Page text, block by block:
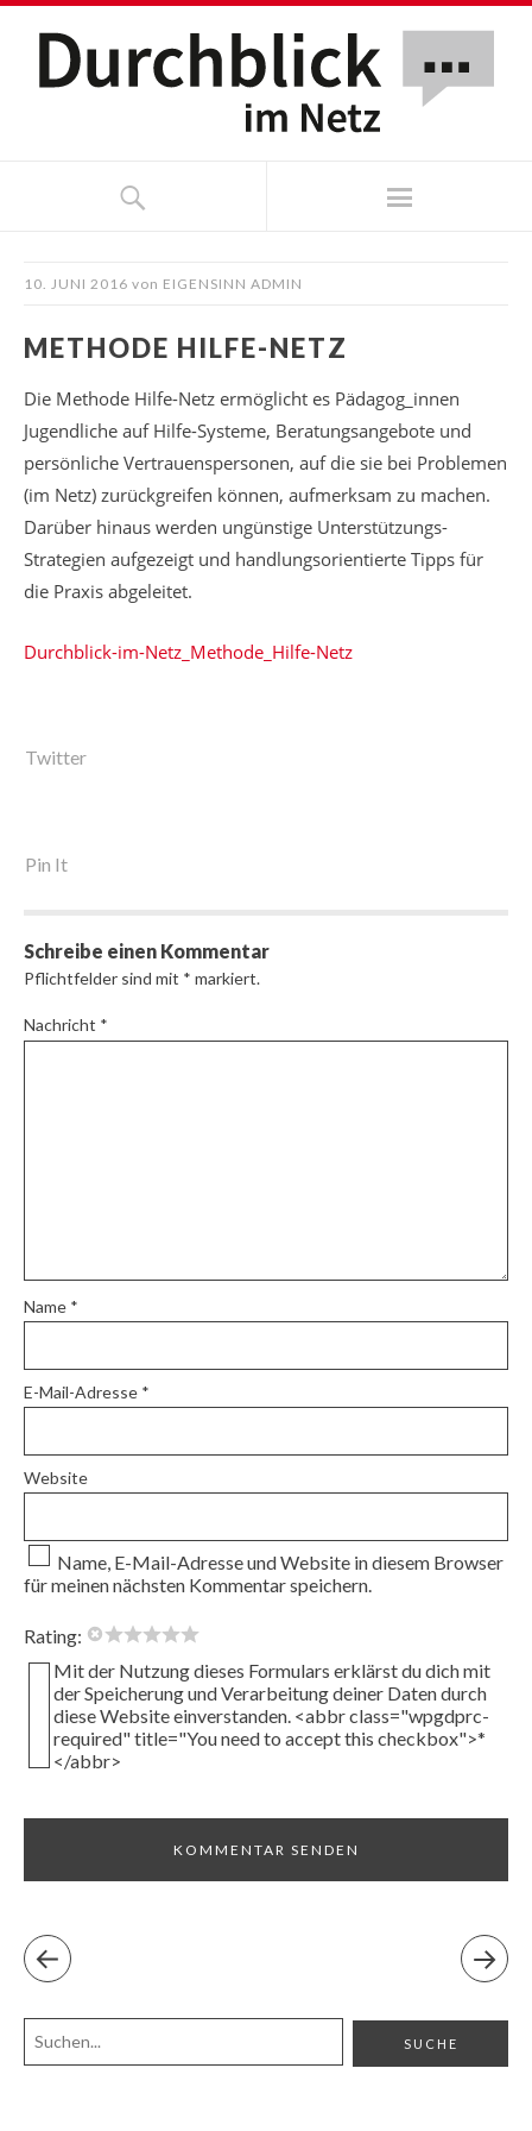
10. JUNI 2016 von EIGENSINN ADMIN
METHODE HILFE-NETZ
Die Methode Hilfe-Netz ermöglicht es Pädagog_innen
Jugendliche auf Hilfe-Systeme, Beratungsangebote und
persönliche Vertrauenspersonen, auf die sie bei Problemen
(im Netz) zurückgreifen können, aufmerksam zu machen.
Darüber hinaus werden ungünstige Unterstützungs-
Strategien aufgezeigt und handlungsorientierte Tipps für
die Praxis abgeleitet.
Durchblick-im-Netz_Methode_Hilfe-Netz
Twitter
Pin It
Schreibe einen Kommentar
Pflichtfelder sind mit * markiert.
Nachricht *
Name *
E-Mail-Adresse *
Website
Name, E-Mail-Adresse und Website in diesem Browser
für meinen nächsten Kommentar speichern.
Rating:
Mit der Nutzung dieses Formulars erklärst du dich mit
der Speicherung und Verarbeitung deiner Daten durch
diese Website einverstanden. <abbr class="wpgdprc-
required" title="You need to accept this checkbox">*
</abbr>